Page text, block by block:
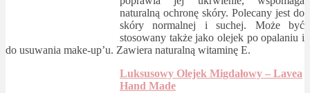
naturalną ochronę skóry. Polecany jest do
skóry normalnej i suchej. Może być
stosowany także jako olejek po opalaniu i
do usuwania make-up’u. Zawiera naturalną witaminę E.
Luksusowy Olejek Migdałowy – Lavea
Hand Made